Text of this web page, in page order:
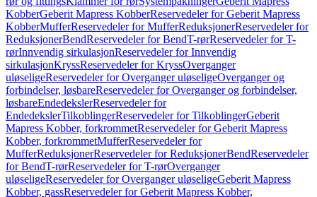
KobberGeberit Mapress KobberReservedeler for Geberit Mapress
KobberMufferReservedeler for MufferReduksjonerReservedeler for
ReduksjonerBendReservedeler for BendT-rørReservedeler for T-
rørInnvendig sirkulasjonReservedeler for Innvendig
sirkulasjonKryssReservedeler for KryssOverganger
uløseligeReservedeler for Overganger uløseligeOverganger og
forbindelser, løsbareReservedeler for Overganger og forbindelser,
løsbareEndedekslerReservedeler for
EndedekslerTilkoblingerReservedeler for TilkoblingerGeberit
Mapress Kobber, forkrommetReservedeler for Geberit Mapress
Kobber, forkrommetMufferReservedeler for
MufferReduksjonerReservedeler for ReduksjonerBendReservedeler
for BendT-rørReservedeler for T-rørOverganger
uløseligeReservedeler for Overganger uløseligeGeberit Mapress
Kobber, gassReservedeler for Geberit Mapress Kobber,